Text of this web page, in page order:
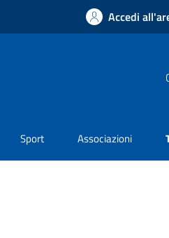
Accedi
Sport Associazioni